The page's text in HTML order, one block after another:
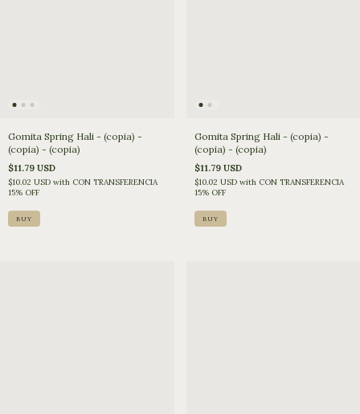
Gomita Spring Hali - (copia) -
(copia) - (copia)
$11.79 USD
$10.02 USD with CON TRANSFERENCIA
15% OFF
Gomita Spring Hali - (copia) -
(copia) - (copia)
$11.79 USD
$10.02 USD with CON TRANSFERENCIA
15% OFF